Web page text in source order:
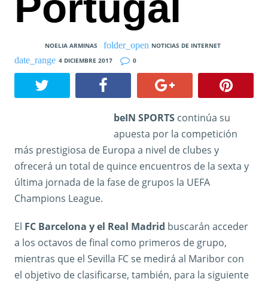
NOELIA ARMINAS
NOTICIAS DE INTERNET
4 DICIEMBRE 2017
0
beIN SPORTScontinúa su
apuesta por la competición
más prestigiosa de Europa a nivel de clubes y
ofrecerá un total de quince encuentros de la sexta y
última jornada de la fase de grupos la UEFA
Champions League.
El FC Barcelona y el Real Madrid buscarán acceder
a los octavos de final como primeros de grupo,
mientras que el Sevilla FC se medirá al Maribor con
el objetivo de clasificarse, también, para la siguiente